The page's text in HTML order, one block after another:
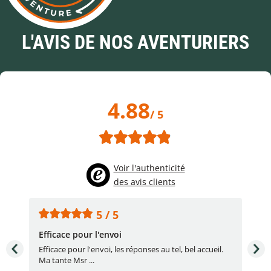
L'AVIS DE NOS AVENTURIERS
4.88/ 5
Voir l'authenticité
des avis clients
5 / 5
Efficace pour l'envoi
Efficace pour l'envoi, les réponses au tel, bel accueil.
Ma tante Msr ...